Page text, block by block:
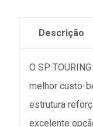
Descrição
O SP
melhor custo-
estrutura
excelente